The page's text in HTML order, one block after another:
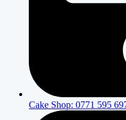
Cake Shop: 0771 595